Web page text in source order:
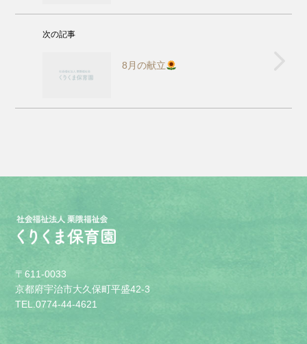
次の記事
8月の献立
〒611-0033
京都府宇治市大久保町平盛42-3
TEL.0774-44-4621